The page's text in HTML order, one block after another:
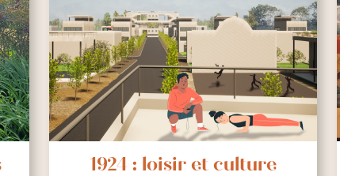
1924 : loisir et culture